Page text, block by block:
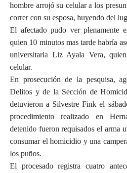
hombre arrojó su celular a los
correr con su esposa, huyendo del
El afectado pudo ver plenamente
quien 10 minutos mas tarde habría
universitaria Liz Ayala Vera,
celular.
En prosecución de la pesquisa,
Delitos y de la Sección de
detuvieron a Silvestre Fink el
procedimiento realizado en
detenido fueron requisados el arma
consumar el homicidio y una
los puños.
El procesado registra cuatro